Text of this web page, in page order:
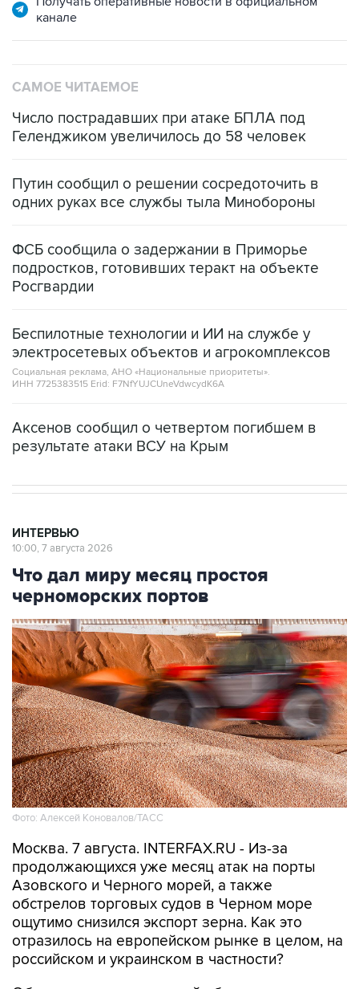
канале
САМОЕ ЧИТАЕМОЕ
Число пострадавших при атаке БПЛА под
Геленджиком увеличилось до 58 человек
Путин сообщил о решении сосредоточить в
одних руках все службы тыла Минобороны
ФСБ сообщила о задержании в Приморье
подростков, готовивших теракт на объекте
Росгвардии
Беспилотные технологии и ИИ на службе у
электросетевых объектов и агрокомплексов
Социальная реклама, АНО «Национальные приоритеты».
ИНН 7725383515 Erid: F7NfYUJCUneVdwcydK6A
Аксенов сообщил о четвертом погибшем в
результате атаки ВСУ на Крым
ИНТЕРВЬЮ
10:00, 7 августа 2026
Что дал миру месяц простоя
черноморских портов
Фото: Алексей Коновалов/ТАСС
Москва. 7 августа. INTERFAX.RU - Из-за
продолжающихся уже месяц атак на порты
Азовского и Черного морей, а также
обстрелов торговых судов в Черном море
ощутимо снизился экспорт зерна. Как это
отразилось на европейском рынке в целом, на
российском и украинском в частности?